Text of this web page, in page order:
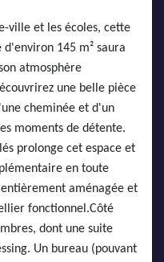
ville et les écoles, cette
145 m² saura
atmosphère
une belle pièce
cheminée et d'un
moments de détente.
prolonge cet espace et
en toute
aménagée et
fonctionnel.Côté
dont une suite
Un bureau (pouvant